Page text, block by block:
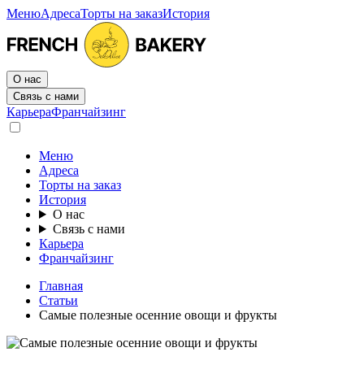
МенюАдресаТорты на заказИстория
О нас
Связь с нами
КарьераФранчайзинг
Меню
Адреса
Торты на заказ
История
О нас
Связь с нами
Карьера
Франчайзинг
Главная
Статьи
Самые полезные осенние овощи и фрукты